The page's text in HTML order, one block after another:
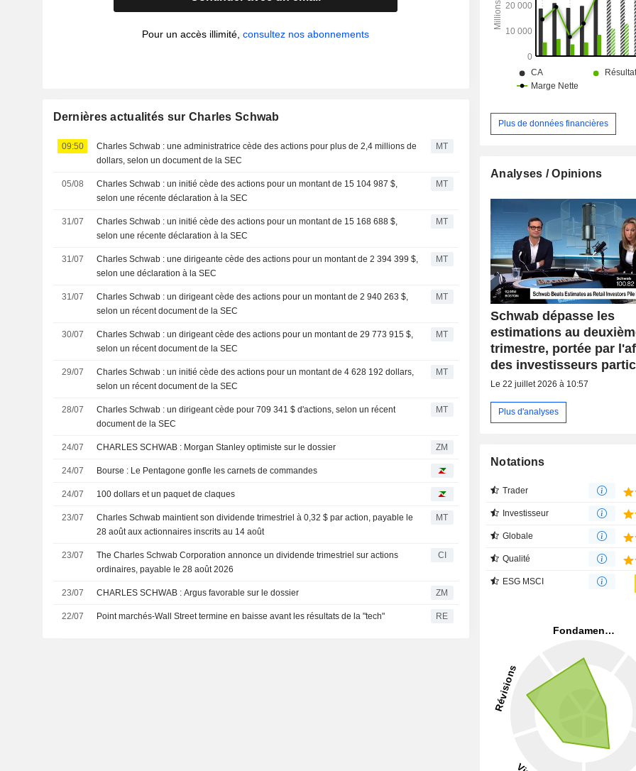
Pour un accès illimité,consultez nos abonnements
Dernières actualités sur Charles Schwab
09:50
Charles Schwab : une administratrice cède des actions pour plus de 2,4 millions de
dollars, selon un document de la SEC
MT
05/08
Charles Schwab : un initié cède des actions pour un montant de 15 104 987 $,
selon une récente déclaration à la SEC
MT
31/07
Charles Schwab : un initié cède des actions pour un montant de 15 168 688 $,
selon une récente déclaration à la SEC
MT
31/07
Charles Schwab : une dirigeante cède des actions pour un montant de 2 394 399 $,
selon une déclaration à la SEC
MT
31/07
Charles Schwab : un dirigeant cède des actions pour un montant de 2 940 263 $,
selon un récent document de la SEC
MT
30/07
Charles Schwab : un dirigeant cède des actions pour un montant de 29 773 915 $,
selon un récent document de la SEC
MT
29/07
Charles Schwab : un initié cède des actions pour un montant de 4 628 192 dollars,
selon un récent document de la SEC
MT
28/07
Charles Schwab : un dirigeant cède pour 709 341 $ d'actions, selon un récent
document de la SEC
MT
24/07 CHARLES SCHWAB : Morgan Stanley optimiste sur le dossier ZM
24/07 Bourse : Le Pentagone gonfle les carnets de commandes
24/07 100 dollars et un paquet de claques
23/07
Charles Schwab maintient son dividende trimestriel à 0,32 $ par action, payable le
28 août aux actionnaires inscrits au 14 août
MT
23/07
The Charles Schwab Corporation annonce un dividende trimestriel sur actions
ordinaires, payable le 28 août 2026
CI
23/07 CHARLES SCHWAB : Argus favorable sur le dossier ZM
22/07 Point marchés-Wall Street termine en baisse avant les résultats de la "tech" RE
Plus de données financières
Analyses / Opinions
Schwab dépasse les
estimations au
trimestre, portée par
des investisseurs
Le 22 juillet 2026 à 10:57
Plus d'analyses
Notations
Trader
Investisseur
Globale
Qualité
ESG MSCI